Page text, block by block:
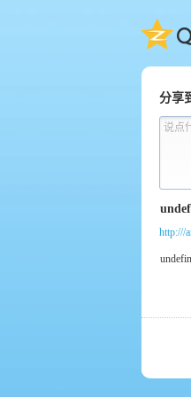
QQ
分享
说点
http:///